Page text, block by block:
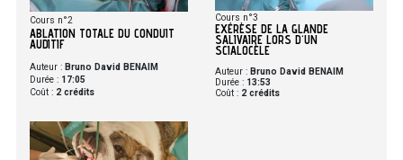
Cours n°2
ABLATION TOTALE DU CONDUIT
AUDITIF
Auteur :Bruno David BENAIM
Durée : 17:05
Coût : 2 crédits
Cours n°3
EXÉRÈSE DE LA GLANDE
SALIVAIRE LORS D'UN
SCIALOCÈLE
Auteur : Bruno David BENAIM
Durée : 13:53
Coût : 2 crédits